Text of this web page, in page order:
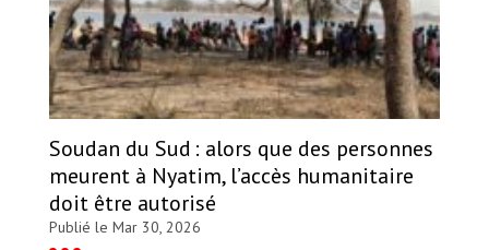
Soudan du Sud : alors que des personnes
meurent à Nyatim, l’accès humanitaire
doit être autorisé
Publié le Mar 30, 2026